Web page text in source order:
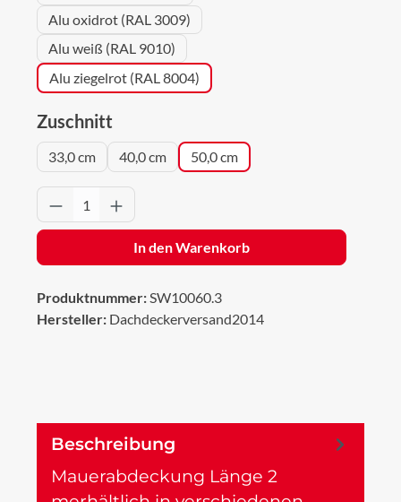
Alu oxidrot (RAL 3009)
Alu weiß (RAL 9010)
Alu ziegelrot (RAL 8004)
Zuschnitt
33,0 cm 40,0 cm 50,0 cm
Produkt Anzahl: Gib den gewünschten
In den Warenkorb
Produktnummer:SW10060.3
Hersteller: Dachdeckerversand2014
Beschreibung
Mauerabdeckung Länge 2